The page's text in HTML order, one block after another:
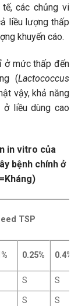
tế, các chủng vi
liều lượng thấp
khuyến cáo.
ở mức thấp đến
(Lactococcus
vậy, khả năng
liều dùng cao
in vitro của
bệnh chính ở
TSP
0.25% 0.4%
S
S
S
S